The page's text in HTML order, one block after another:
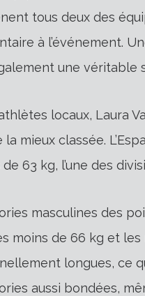
tous deux des
à l’événement.
une véritable
locaux, Laura
la mieux classée.
de 63 kg, l’une des
masculines des
moins de 66 kg et
longues, ce
aussi bondées,